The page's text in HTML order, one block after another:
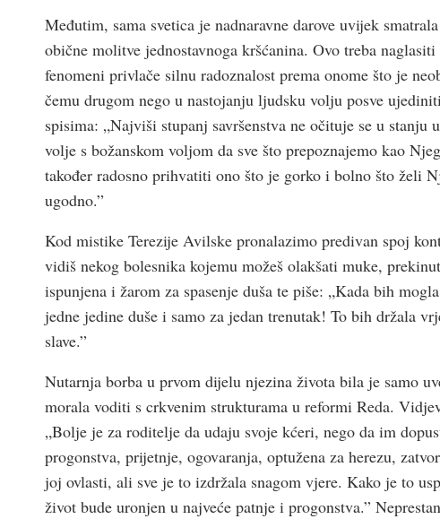
Međutim, sama svetica je nadnaravne darove uvijek
obične molitve jednostavnoga kršćanina. Ovo treba
fenomeni privlače silnu radoznalost prema onome što je
čemu drugom nego u nastojanju ljudsku volju posve
spisima: „Najviši stupanj savršenstva ne očituje se u
volje s božanskom voljom da sve što prepoznajemo kao
također radosno prihvatiti ono što je gorko i bolno što želi
ugodno.”
Kod mistike Terezije Avilske pronalazimo predivan spoj
vidiš nekog bolesnika kojemu možeš olakšati muke,
ispunjena i žarom za spasenje duša te piše: „Kada bih
jedne jedine duše i samo za jedan trenutak! To bih držala
slave.”
Nutarnja borba u prvom dijelu njezina života bila je samo
morala voditi s crkvenim strukturama u reformi Reda.
„Bolje je za roditelje da udaju svoje kćeri, nego da im
progonstva, prijetnje, ogovaranja, optužena za herezu,
joj ovlasti, ali sve je to izdržala snagom vjere. Kako je to
život bude uronjen u najveće patnje i progonstva.”